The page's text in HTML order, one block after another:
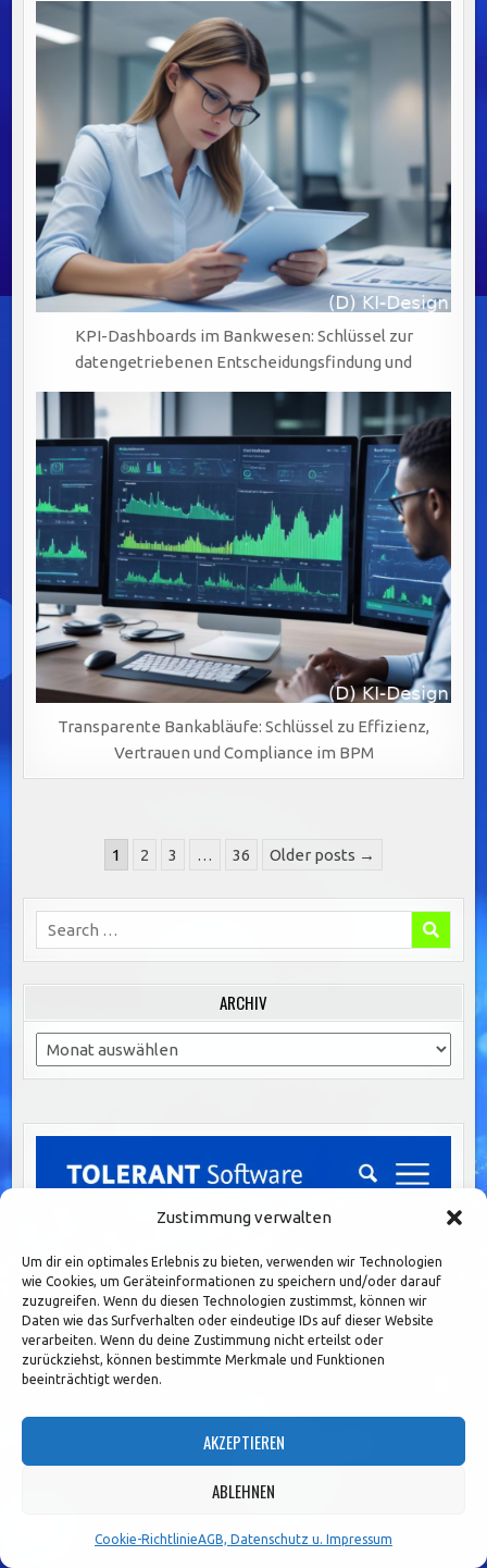
Zustimmung verwalten
Um dir ein optimales Erlebnis zu bieten, verwenden wir Technologien
wie Cookies, um Geräteinformationen zu speichern und/oder darauf
zuzugreifen. Wenn du diesen Technologien zustimmst, können wir
Daten wie das Surfverhalten oder eindeutige IDs auf dieser Website
verarbeiten. Wenn du deine Zustimmung nicht erteilst oder
zurückziehst, können bestimmte Merkmale und Funktionen
beeinträchtigt werden.
AKZEPTIEREN
ABLEHNEN
Cookie-RichtlinieAGB, Datenschutz u. Impressum
KPI-Dashboards im Bankwesen: Schlüssel zur
datengetriebenen Entscheidungsfindung und
Transparente Bankabläufe: Schlüssel zu Effizienz,
Vertrauen und Compliance im BPM
Seitennummerierung
Beiträge
1 2 3 … 36 Older posts →
Search
for:
ARCHIV
Archiv
TOLERANT Software